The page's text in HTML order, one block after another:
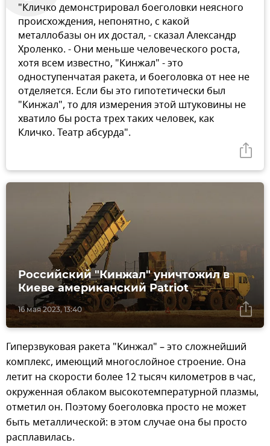
"Кличко демонстрировал боеголовки неясного
происхождения, непонятно, с какой
металлобазы он их достал, - сказал Александр
Хроленко. - Они меньше человеческого роста,
хотя всем известно, "Кинжал" - это
одноступенчатая ракета, и боеголовка от нее не
отделяется. Если бы это гипотетически был
"Кинжал", то для измерения этой штуковины не
хватило бы роста трех таких человек, как
Кличко. Театр абсурда".
16 мая 2023, 13:40
Российский "Кинжал" уничтожил в
Киеве американский Patriot
Гиперзвуковая ракета "Кинжал" – это сложнейший
комплекс, имеющий многослойное строение. Она
летит на скорости более 12 тысяч километров в час,
окруженная облаком высокотемпературной плазмы,
отметил он. Поэтому боеголовка просто не может
быть металлической: в этом случае она бы просто
расплавилась.